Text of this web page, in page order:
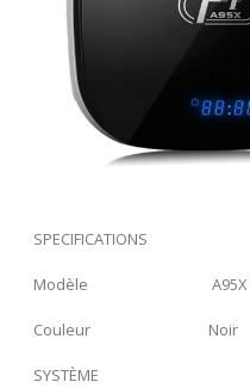
SPECIFICATIONS
Modèle A95X
Couleur Noir
SYSTÈME